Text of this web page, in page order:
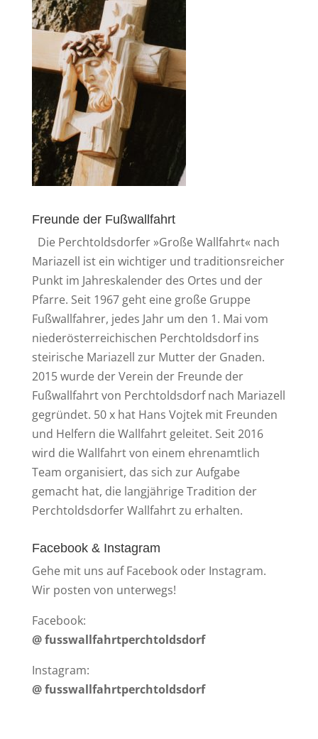
Freunde der Fußwallfahrt
Die Perchtoldsdorfer »Große Wallfahrt« nach
Mariazell ist ein wichtiger und traditionsreicher
Punkt im Jahreskalender des Ortes und der
Pfarre. Seit 1967 geht eine große Gruppe
Fußwallfahrer, jedes Jahr um den 1. Mai vom
niederösterreichischen Perchtoldsdorf ins
steirische Mariazell zur Mutter der Gnaden.
2015 wurde der Verein der Freunde der
Fußwallfahrt von Perchtoldsdorf nach Mariazell
gegründet. 50 x hat Hans Vojtek mit Freunden
und Helfern die Wallfahrt geleitet. Seit 2016
wird die Wallfahrt von einem ehrenamtlich
Team organisiert, das sich zur Aufgabe
gemacht hat, die langjährige Tradition der
Perchtoldsdorfer Wallfahrt zu erhalten.
Facebook & Instagram
Gehe mit uns auf Facebook oder Instagram.
Wir posten von unterwegs!
Facebook:
@ fusswallfahrtperchtoldsdorf
Instagram:
@ fusswallfahrtperchtoldsdorf